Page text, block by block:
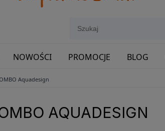
NOWOŚCI PROMOCJE BLOG
NAS NA ŚLĄSKU!
Aquadesign
AQUADESIGN